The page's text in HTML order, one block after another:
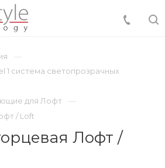
1 система светопрозрачных
для Лофт
/ Loft
Лофт /